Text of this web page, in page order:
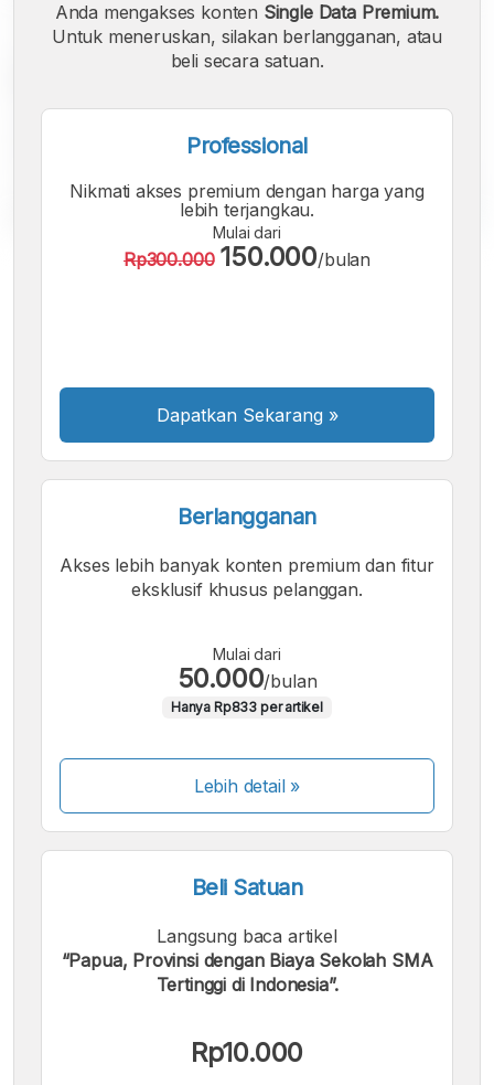
A A A
Anda mengakses konten Single Data Premium.
Untuk meneruskan, silakan berlangganan, atau
beli secara satuan.
Professional
Nikmati akses premium dengan harga yang
lebih terjangkau.
Mulai dari
Rp300.000 150.000/bulan
Dapatkan Sekarang »
Berlangganan
Akses lebih banyak konten premium dan fitur
eksklusif khusus pelanggan.
Mulai dari
50.000/bulan
Hanya Rp833 per artikel
Lebih detail »
Beli Satuan
Langsung baca artikel
“Papua, Provinsi dengan Biaya Sekolah SMA
Tertinggi di Indonesia”.
Rp10.000
Kami menerima pembayaran berikut: